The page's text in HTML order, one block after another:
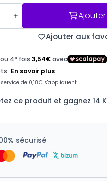
Ajouter aux
ce produit et gagnez 14
sécurisé